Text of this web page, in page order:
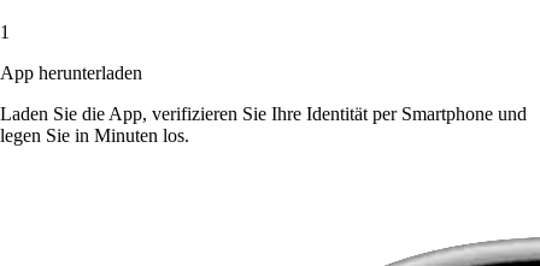
1
App herunterladen
Laden Sie die App, verifizieren Sie Ihre Identität per Smartphone und
legen Sie in Minuten los.